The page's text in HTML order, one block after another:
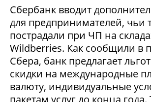
Сбербанк вводит
для предпринимателей, чьи
пострадали при ЧП на
Wildberries. Как сообщили в
Сбера, банк предлагает
скидки на международные
валюту, индивидуальные
пакетам услуг до конца